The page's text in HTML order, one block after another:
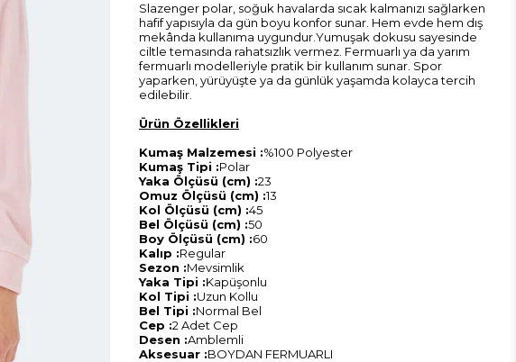
Slazenger polar, soğuk havalarda sıcak kalmanızı sağlarken
hafif yapısıyla da gün boyu konfor sunar. Hem evde hem dış
mekânda kullanıma uygundur.Yumuşak dokusu sayesinde
ciltle temasında rahatsızlık vermez. Fermuarlı ya da yarım
fermuarlı modelleriyle pratik bir kullanım sunar. Spor
yaparken, yürüyüşte ya da günlük yaşamda kolayca tercih
edilebilir.
Ürün Özellikleri
Kumaş Malzemesi :%100 Polyester
Kumaş Tipi :Polar
Yaka Ölçüsü (cm) :23
Omuz Ölçüsü (cm) :13
Kol Ölçüsü (cm) :45
Bel Ölçüsü (cm) :50
Boy Ölçüsü (cm) :60
Kalıp :Regular
Sezon :Mevsimlik
Yaka Tipi :Kapüşonlu
Kol Tipi :Uzun Kollu
Bel Tipi :Normal Bel
Cep :2 Adet Cep
Desen :Amblemli
Aksesuar :BOYDAN FERMUARLI